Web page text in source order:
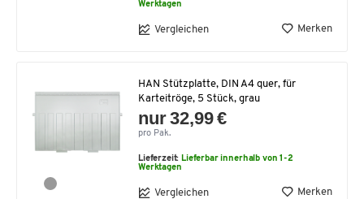
Werktagen
Vergleichen Merken
HAN Stützplatte, DIN A4 quer, für
Karteitröge, 5 Stück, grau
nur 32,99 €
pro Pak.
Lieferzeit: Lieferbar innerhalb von 1-2
Werktagen
Vergleichen Merken